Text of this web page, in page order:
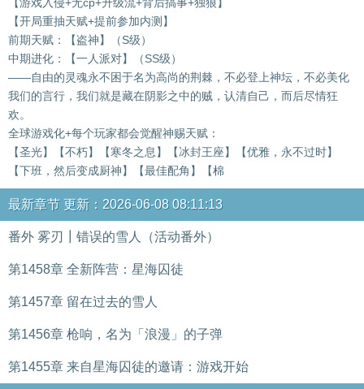
【开局重抽天赋+提前参加内测】
前期天赋：【盗神】（S级）
中期进化：【一人派对】（SS级）
——自由的灵魂永不困于名为高尚的荆棘，不必登上神坛，不必美化
我们的言行，我们就是藏在阴影之中的贼，认清自己，而后尽情狂
欢。
全球游戏化+每个玩家都会觉醒神赐天赋：
【圣光】【不朽】【寒冬之息】【冰封王座】【优雅，永不过时】
【下班，然后变成厨神】【最佳配角】【棉
最新章节 更新：2026-06-08 08:11:13
番外 雾刃┃错误的雪人（活动番外）
第1458章 全新阵营：星海囚徒
第1457章 留在过去的雪人
第1456章 枪响，名为「浪漫」的子弹
第1455章 来自星海囚徒的邀请：游戏开始